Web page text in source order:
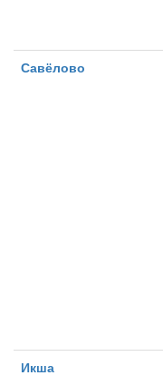
Савёлово
Икша